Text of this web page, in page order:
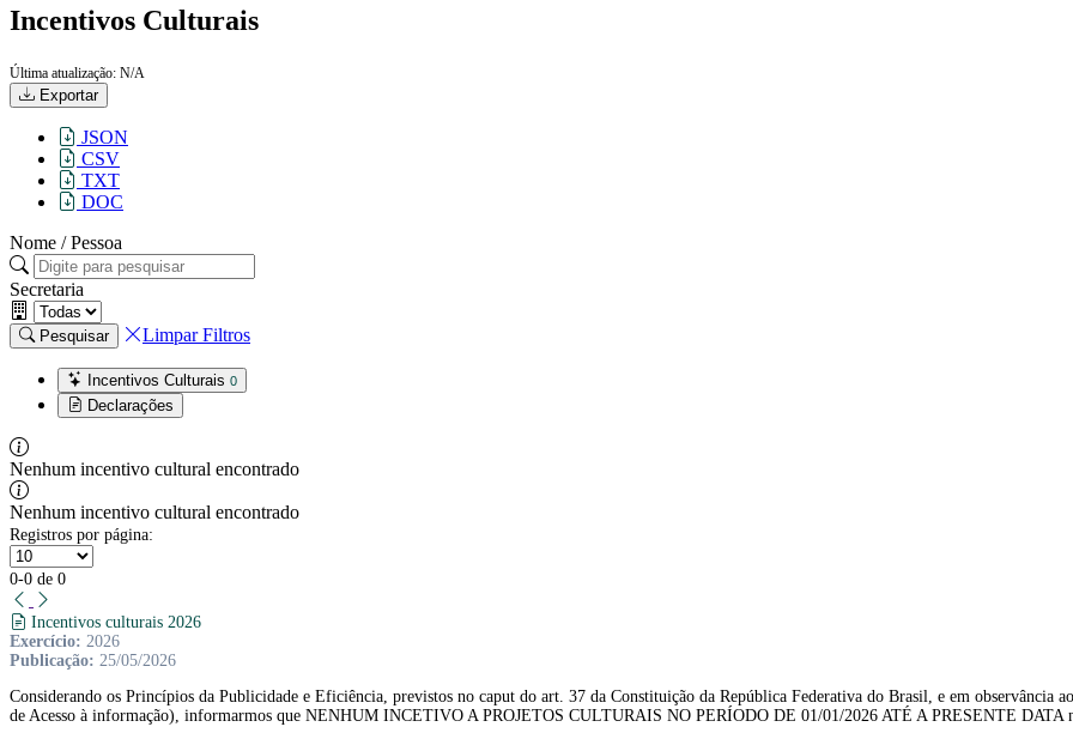
Incentivos Culturais
Última atualização: N/A
Exportar
JSON
CSV
TXT
DOC
Nome / Pessoa
Secretaria
Pesquisar Limpar Filtros
Incentivos Culturais 0
Declarações
Nenhum incentivo cultural encontrado
Nenhum incentivo cultural encontrado
Registros por página:
0-0 de 0
Incentivos culturais 2026
Exercício: 2026
Publicação: 25/05/2026
Considerando os Princípios da Publicidade e Eficiência, previstos no caput do art. 37 da Constituição da República Federativa do Brasil, e em observância
de Acesso à informação), informarmos que NENHUM INCETIVO A PROJETOS CULTURAIS NO PERÍODO DE 01/01/2026 ATÉ A PRESENTE DATA